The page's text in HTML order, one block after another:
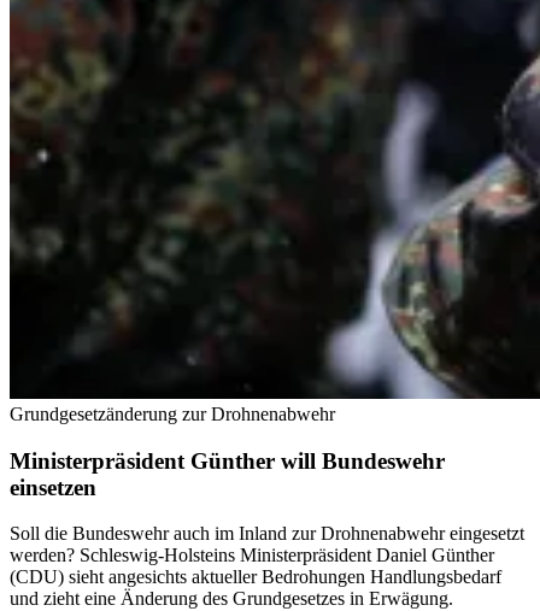
Grundgesetzänderung zur Drohnenabwehr
Ministerpräsident Günther will Bundeswehr
einsetzen
Soll die Bundeswehr auch im Inland zur Drohnenabwehr eingesetzt
werden? Schleswig-Holsteins Ministerpräsident Daniel Günther
(CDU) sieht angesichts aktueller Bedrohungen Handlungsbedarf
und zieht eine Änderung des Grundgesetzes in Erwägung.